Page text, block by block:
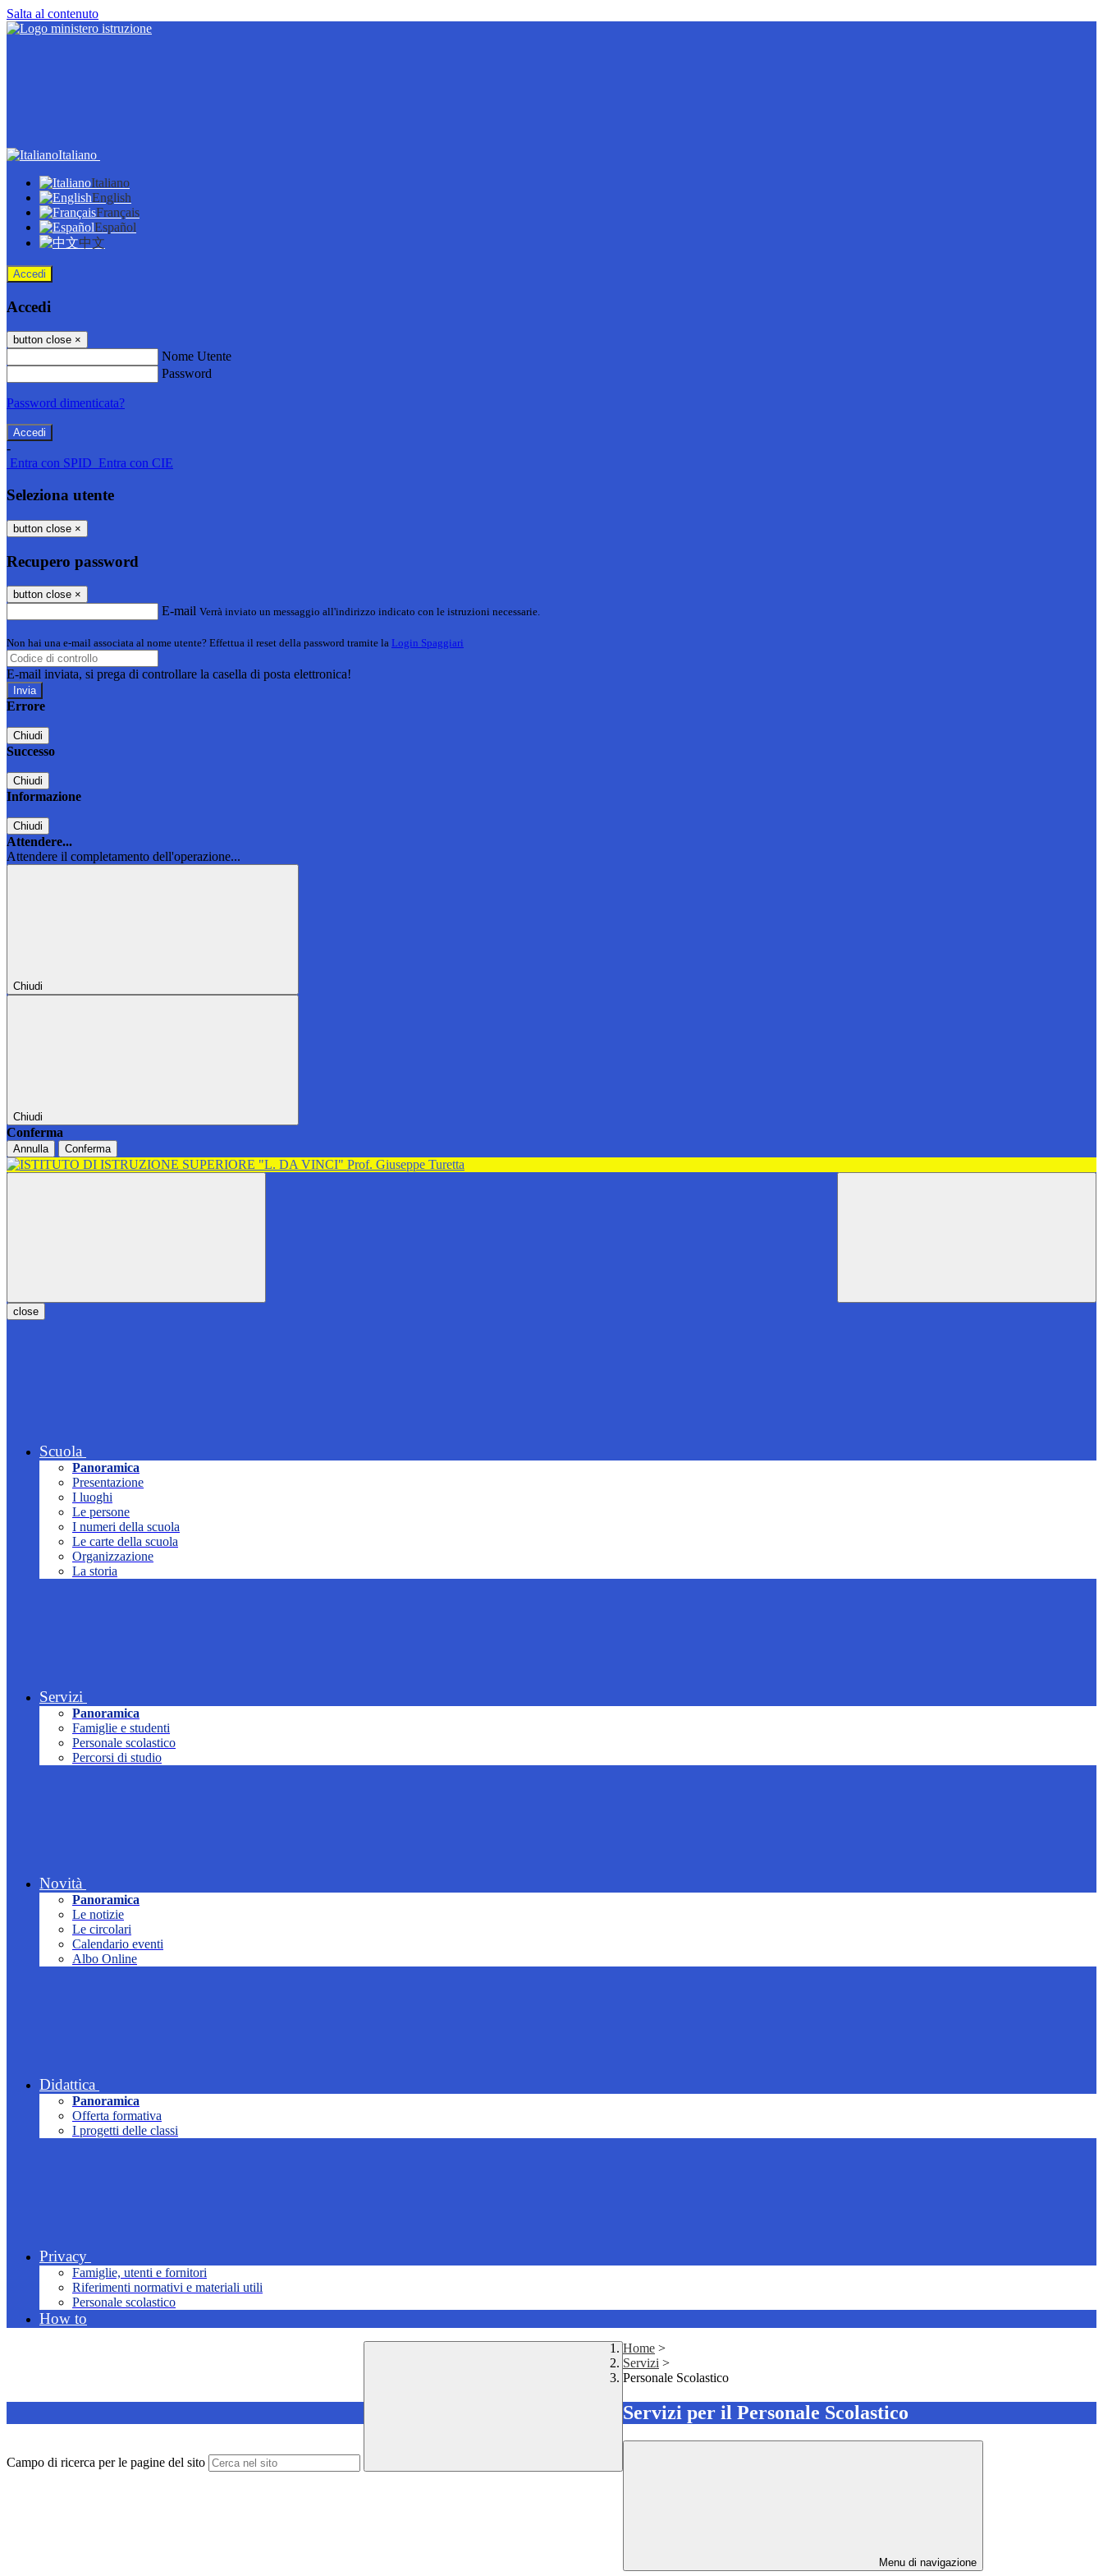
Salta al contenuto
Italiano
Italiano
English
Français
Español
中文
Accedi
Accedi
button close ×
Nome Utente
Password
Password dimenticata?
-
Entra con SPID Entra con CIE
Seleziona utente
button close ×
Recupero password
button close ×
E-mail Verrà inviato un messaggio all'indirizzo indicato con le istruzioni necessarie.
Non hai una e-mail associata al nome utente? Effettua il reset della password tramite la Login Spaggiari
E-mail inviata, si prega di controllare la casella di posta elettronica!
Errore
Chiudi
Successo
Chiudi
Informazione
Chiudi
Attendere...
Attendere il completamento dell'operazione...
Chiudi
Chiudi
Conferma
Annulla Conferma
close
Scuola
Panoramica
Presentazione
I luoghi
Le persone
I numeri della scuola
Le carte della scuola
Organizzazione
La storia
Servizi
Panoramica
Famiglie e studenti
Personale scolastico
Percorsi di studio
Novità
Panoramica
Le notizie
Le circolari
Calendario eventi
Albo Online
Didattica
Panoramica
Offerta formativa
I progetti delle classi
Privacy
Famiglie, utenti e fornitori
Riferimenti normativi e materiali utili
Personale scolastico
How to
Campo di ricerca per le pagine del sito
Home >
Servizi >
Personale Scolastico
Servizi per il Personale Scolastico
Menu di navigazione